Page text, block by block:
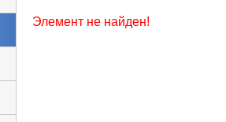
Элемент не найден!